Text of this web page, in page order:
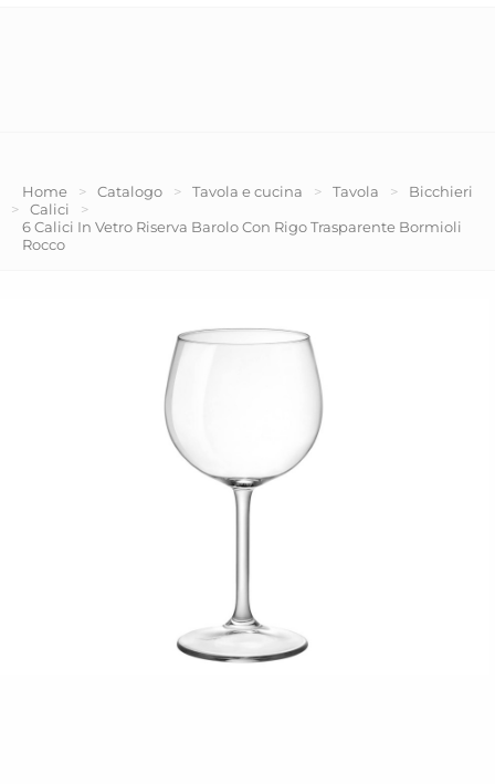
Home > Catalogo > Tavola e cucina > Tavola >
Bicchieri
>
Calici
>
6 Calici In Vetro Riserva Barolo Con Rigo Trasparente Bormioli
Rocco